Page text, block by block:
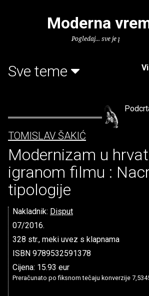
Moderna
Pogledaj... sve je puno knjiga.
Sve teme
TOMISLAV ŠAKIĆ
Modernizam u
igranom filmu :
tipologije
Nakladnik: Disput
07/2016.
328 str., meki uvez s klapnama
ISBN 9789532591378
Cijena: 15.93 eur
Preračunato po fiksnom tečaju konverzije